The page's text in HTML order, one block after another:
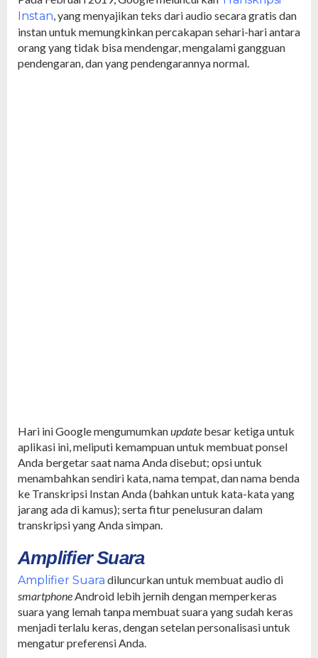
Instan, yang menyajikan teks dari audio secara gratis dan
instan untuk memungkinkan percakapan sehari-hari antara
orang yang tidak bisa mendengar, mengalami gangguan
pendengaran, dan yang pendengarannya normal.
Hari ini Google mengumumkanupdate besar ketiga untuk
aplikasi ini, meliputi kemampuan untuk membuat ponsel
Anda bergetar saat nama Anda disebut; opsi untuk
menambahkan sendiri kata, nama tempat, dan nama benda
ke Transkripsi Instan Anda (bahkan untuk kata-kata yang
jarang ada di kamus); serta fitur penelusuran dalam
transkripsi yang Anda simpan.
Amplifier Suara
Amplifier Suara diluncurkan untuk membuat audio di
smartphoneAndroid lebih jernih dengan memperkeras
suara yang lemah tanpa membuat suara yang sudah keras
menjadi terlalu keras, dengan setelan personalisasi untuk
mengatur preferensi Anda.